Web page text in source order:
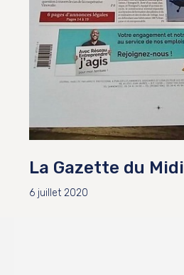
La Gazette du Midi
6 juillet 2020